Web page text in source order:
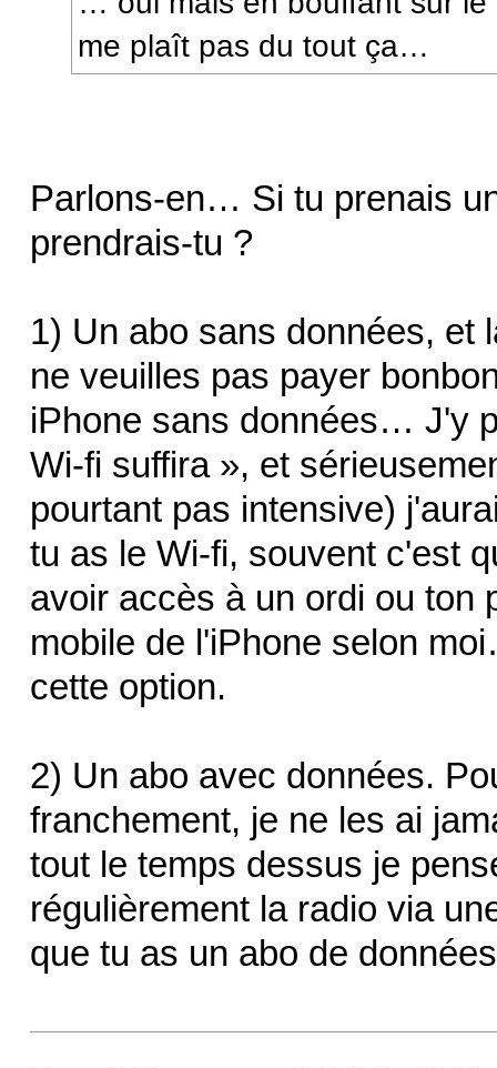
me plaît pas du tout ça…
Parlons-en… Si tu prenais
prendrais-tu ?
1) Un abo sans données, et
ne veuilles pas payer
iPhone sans données… J'y
Wi-fi suffira », et
pourtant pas intensive)
tu as le Wi-fi, souvent c'est
avoir accès à un ordi ou ton
mobile de l'iPhone selon
cette option.
2) Un abo avec données.
franchement, je ne les ai
tout le temps dessus je
régulièrement la radio via
que tu as un abo de